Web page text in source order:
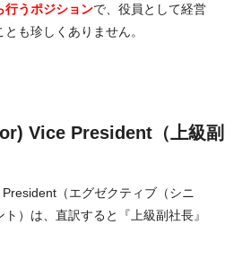
行うポジションで、役員として経営
も珍しくありません。
Vice President（上級副
（エグゼクティブ（シニ
）は、直訳すると『上級副社長』